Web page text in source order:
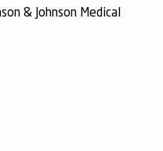
& Johnson Medical